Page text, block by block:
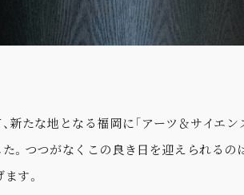
新たな地となる福岡に「アーツ＆サイエ
。つつがなくこの良き日を迎えられるの
す。